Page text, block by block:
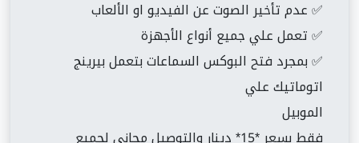
✅ عدم تأخير الصوت عن الفيديو او الألعاب
✅ تعمل علي جميع أنواع الأجهزة
✅ بمجرد فتح البوكس السماعات بتعمل بيرينج
اتوماتيك علي
الموبيل
فقط بسعر *15* دينار والتوصيل مجاني لجميع